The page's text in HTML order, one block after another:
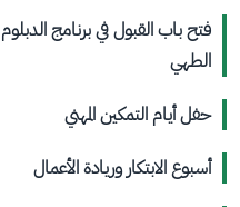
فتح باب القبول في برنامج
الطهي
حفل أيام التمكين المهني
أسبوع الابتكار وريادة الأعمال